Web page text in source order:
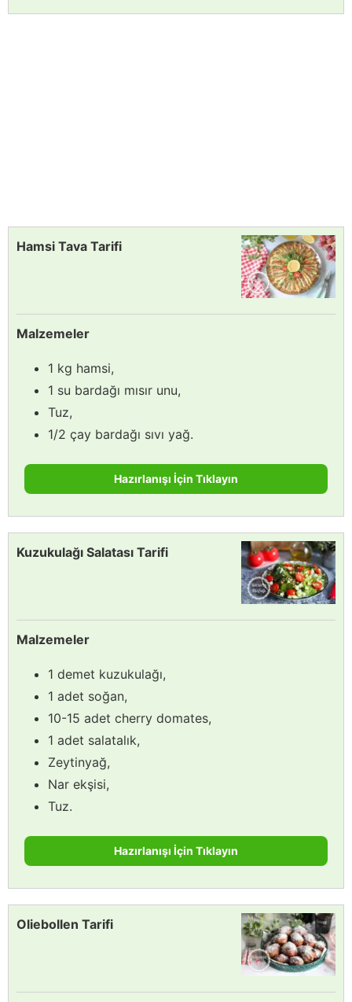
Hamsi Tava Tarifi
Malzemeler
1 kg hamsi,
1 su bardağı mısır unu,
Tuz,
1/2 çay bardağı sıvı yağ.
Hazırlanışı İçin Tıklayın
Kuzukulağı Salatası Tarifi
Malzemeler
1 demet kuzukulağı,
1 adet soğan,
10-15 adet cherry domates,
1 adet salatalık,
Zeytinyağ,
Nar ekşisi,
Tuz.
Hazırlanışı İçin Tıklayın
Oliebollen Tarifi